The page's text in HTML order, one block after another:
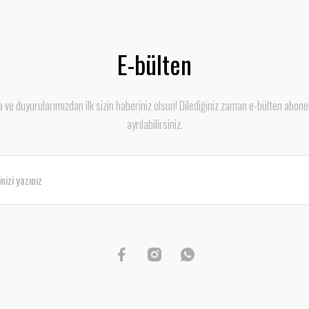
E-bülten
ve duyurularımızdan ilk sizin haberiniz olsun! Dilediğiniz zaman e-bülten
ayrılabilirsiniz.